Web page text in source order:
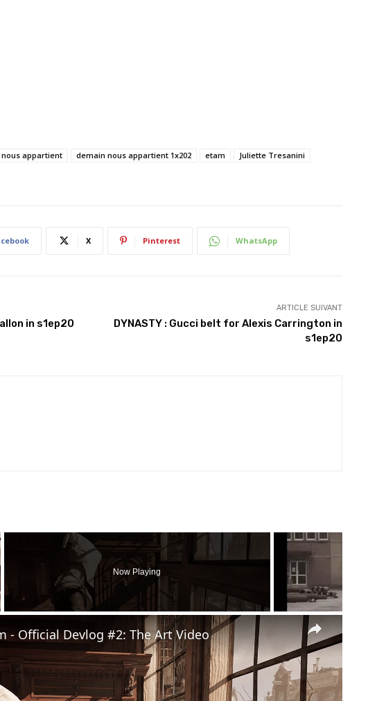
appartient demain nous appartient 1x202 etam
Juliette Tresanini
X Pinterest WhatsApp
in s1ep20
ARTICLE SUIVANT
DYNASTY : Gucci belt for Alexis Carrington in
s1ep20
Now Playing
- Official Devlog #2: The Art Video